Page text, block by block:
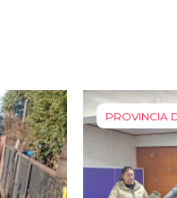
PROVINCIA